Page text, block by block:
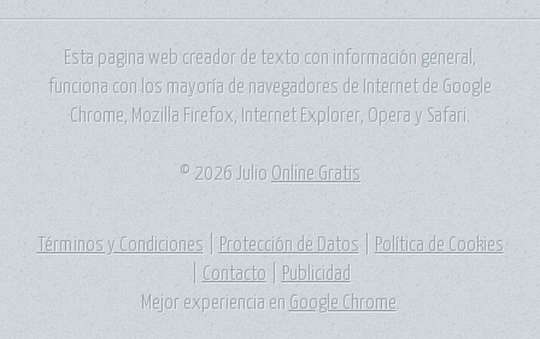
Esta pagina web creador de texto con información general,
funciona con los mayoría de navegadores de Internet de Google
Chrome, Mozilla Firefox, Internet Explorer, Opera y Safari.
© 2026 Julio Online Gratis
Términos y Condiciones| Protección de Datos
Política de Cookies
Contacto
Publicidad
Mejor experiencia en Google Chrome.